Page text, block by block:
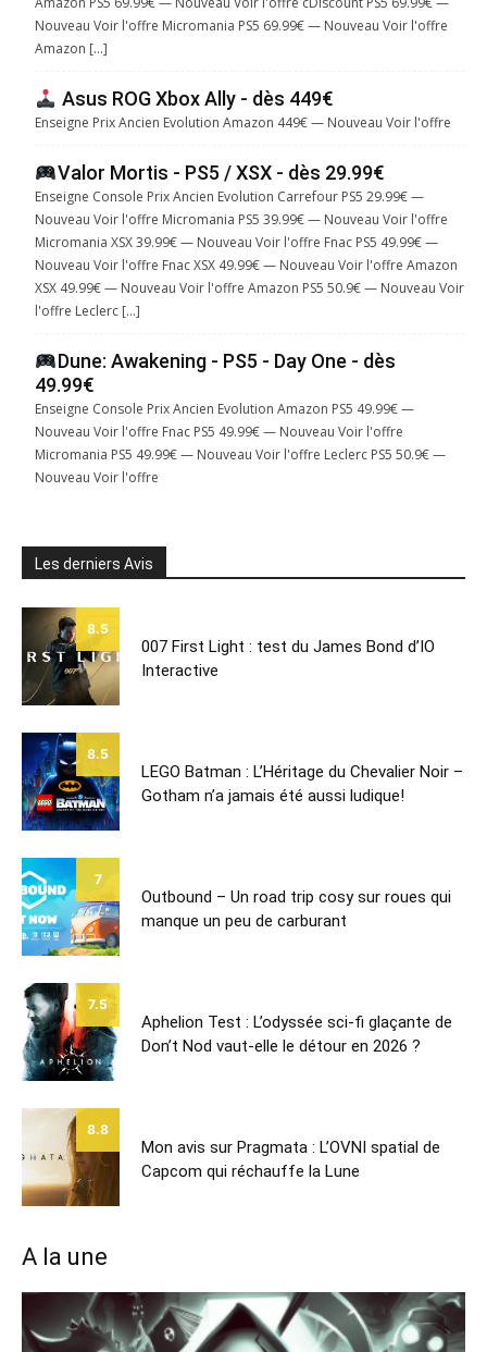
Nouveau Voir l'offre Micromania PS5 69.99€ — Nouveau Voir l'offre
Amazon […]
Asus ROG Xbox Ally - dès 449€
Enseigne Prix Ancien Evolution Amazon 449€ — Nouveau Voir l'offre
Valor Mortis - PS5 / XSX - dès 29.99€
Enseigne Console Prix Ancien Evolution Carrefour PS5 29.99€ —
Nouveau Voir l'offre Micromania PS5 39.99€ — Nouveau Voir l'offre
Micromania XSX 39.99€ — Nouveau Voir l'offre Fnac PS5 49.99€ —
Nouveau Voir l'offre Fnac XSX 49.99€ — Nouveau Voir l'offre Amazon
XSX 49.99€ — Nouveau Voir l'offre Amazon PS5 50.9€ — Nouveau Voir
l'offre Leclerc […]
Dune: Awakening - PS5 - Day One - dès
49.99€
Enseigne Console Prix Ancien Evolution Amazon PS5 49.99€ —
Nouveau Voir l'offre Fnac PS5 49.99€ — Nouveau Voir l'offre
Micromania PS5 49.99€ — Nouveau Voir l'offre Leclerc PS5 50.9€ —
Nouveau Voir l'offre
Les derniers Avis
8.5
007 First Light : test du James Bond d’IO
Interactive
8.5
LEGO Batman : L’Héritage du Chevalier Noir –
Gotham n’a jamais été aussi ludique!
7
Outbound – Un road trip cosy sur roues qui
manque un peu de carburant
7.5
Aphelion Test : L’odyssée sci-fi glaçante de
Don’t Nod vaut-elle le détour en 2026 ?
8.8
Mon avis sur Pragmata : L’OVNI spatial de
Capcom qui réchauffe la Lune
A la une